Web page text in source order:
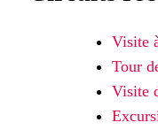
Visite
Tour
Visite